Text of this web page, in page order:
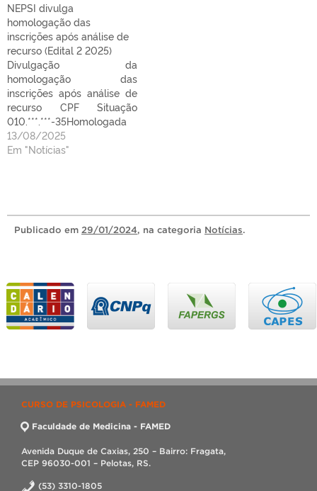
homologacao_apos_recurs
oBaixar
NEPSI divulga
homologação das
inscrições após análise de
recurso (Edital 2 2025)
Divulgação da
homologação das
inscrições após análise de
recurso CPF Situação
010.***.***-35Homologada
015.***.***-22Não atende
critério 6.2 (30h semanais –
032.***.***-05Não atende
critério 6.2 (30h semanais –
critério 6.2 (30h semanais –
…
13/08/2025
Em "Notícias"
Publicado em 29/01/2024, na categoria Notícias.
CURSO DE PSICOLOGIA - FAMED
Faculdade de Medicina - FAMED
Avenida Duque de Caxias, 250 – Bairro: Fragata,
CEP 96030-001 – Pelotas, RS.
(53) 3310-1805